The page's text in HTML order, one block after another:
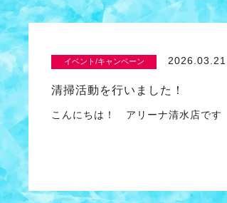
イベント/キャンペーン 2026.03.21
清掃活動を行いました！
こんにちは！ アリーナ清水店です